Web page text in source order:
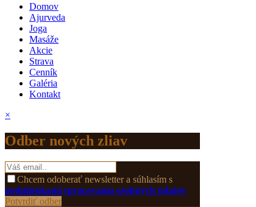
Domov
Ajurveda
Joga
Masáže
Akcie
Strava
Cenník
Galéria
Kontakt
×
Odber nových zliav
Chcem odoberať newsletter a súhlasím s
podmienkami spracovania osobných údajov
Potvrdiť odber